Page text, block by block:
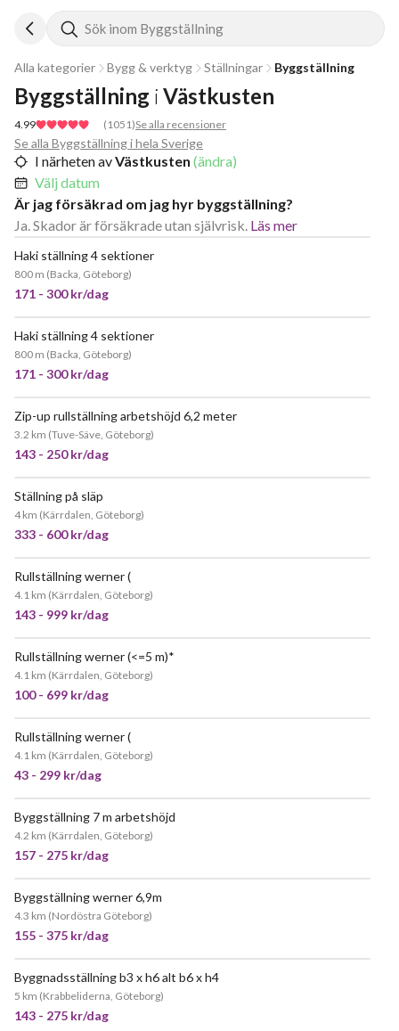
Sök inom Byggställning
Alla kategorier Bygg & verktyg Ställningar Byggställning
4.99 ( 1051)Se alla recensioner
Byggställning i Västkusten
Se alla Byggställning i hela Sverige
I närheten avVästkusten (ändra)
Välj datum
Är jag försäkrad om jag hyr byggställning?
Ja. Skador är försäkrade utan självrisk. Läs mer
Haki ställning 4 sektioner
800 m (Backa, Göteborg)
171 - 300 kr/dag
Haki ställning 4 sektioner
800 m (Backa, Göteborg)
171 - 300 kr/dag
Zip-up rullställning arbetshöjd 6,2 meter
3.2 km (Tuve-Säve, Göteborg)
143 - 250 kr/dag
Ställning på släp
4 km (Kärrdalen, Göteborg)
333 - 600 kr/dag
Rullställning werner (
4.1 km (Kärrdalen, Göteborg)
143 - 999 kr/dag
Rullställning werner (<=5 m)*
4.1 km (Kärrdalen, Göteborg)
100 - 699 kr/dag
Rullställning werner (
4.1 km (Kärrdalen, Göteborg)
43 - 299 kr/dag
Byggställning 7 m arbetshöjd
4.2 km (Kärrdalen, Göteborg)
157 - 275 kr/dag
Byggställning werner 6,9m
4.3 km (Nordöstra Göteborg)
155 - 375 kr/dag
Byggnadsställning b3 x h6 alt b6 x h4
5 km (Krabbeliderna, Göteborg)
143 - 275 kr/dag